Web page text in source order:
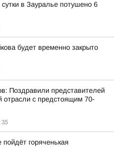
в Зауралье потушено 6
будет временно закрыто
Поздравили представителей
отрасли с предстоящим 70-
пойдёт горяченькая